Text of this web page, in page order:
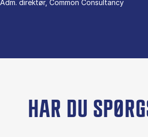
Adm. direktør, Common Consultancy
HAR DU